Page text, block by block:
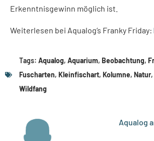
Erkenntnisgewinn möglich ist.
Weiterlesen bei Aqualog’s Franky Friday:
Tags: Aqualog, Aquarium, Beobachtung,
Fuscharten, Kleinfischart, Kolumne, Natur,
Wildfang
Aqualog